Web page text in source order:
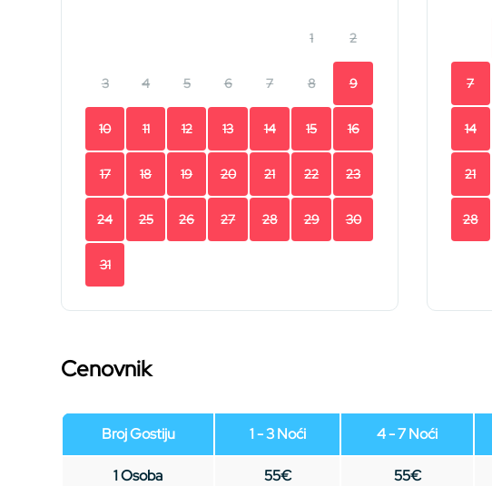
1 2
3 4 5 6 7 8 9
10 11 12 13 14 15 16
17 18 19 20 21 22 23
24 25 26 27 28 29 30
31
7
14
21
28
Cenovnik
Broj Gostiju 1 - 3 Noći 4 - 7 Noći
1 Osoba 55€ 55€